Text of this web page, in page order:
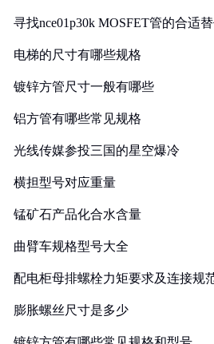
寻找nce01p30k MOSFET管的合适
电梯的尺寸有哪些规格
镀锌方管尺寸一般有哪些
铝方管有哪些常见规格
光线传媒参投三国的星空爆冷
横担型号对应重量
锰矿石产品化合水含量
曲臂车规格型号大全
配电柜母排螺栓力矩要求及连接规
膨胀螺丝尺寸是多少